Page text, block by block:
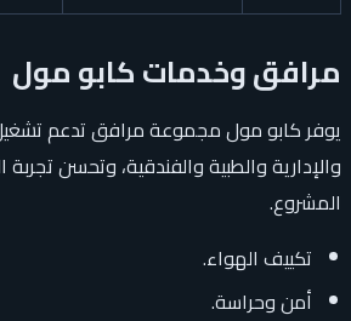
مرافق وخدمات كابو مول
يوفر كابو مول مجموعة مرافق تدعم تشغيل
والإدارية والطبية والفندقية، وتحسن تجربة
المشروع.
تكييف الهواء.
أمن وحراسة.